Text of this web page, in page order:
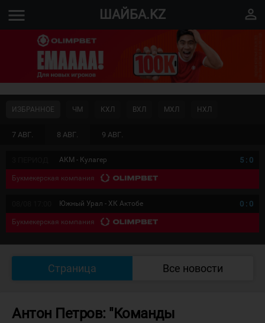
menu ШАЙБА.KZ perm_identity
7 АВГ. 8 АВГ. 9 АВГ.
ИЗБРАННОЕ ЧМ КХЛ ВХЛ МХЛ НХЛ
АКМ - Кулагер 5 : 0
Букмекерская компания
Южный Урал - ХК Актобе 0 : 0
Букмекерская компания
Страница Все новости
Антон Петров: "Команды